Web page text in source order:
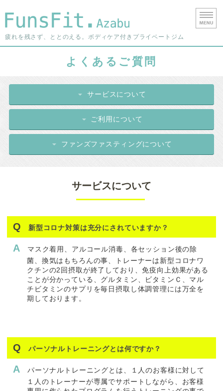
港区西麻布
疲れを残さず、ととのえる。ボディケア付きプライベートジム
よくあるご質問
よくあるご質問
サービスについて
ご利用について
ファンズファスティングについて
サービスについて
新型コロナ対策は充分にされていますか？
マスク着用、アルコール消毒、各セッション後の除
菌、換気はもちろんの事、トレーナーは新型コロナワ
クチンの2回摂取が終了しており、免疫向上効果がある
ことが分かっている、グルタミン、ビタミンＣ、マル
チビタミンのサプリを毎日摂取し体調管理には万全を
期しております。
パーソナルトレーニングとは何ですか？
パーソナルトレーニングとは、１人のお客様に対して
１人のトレーナーが専属でサポートしながら、お客様